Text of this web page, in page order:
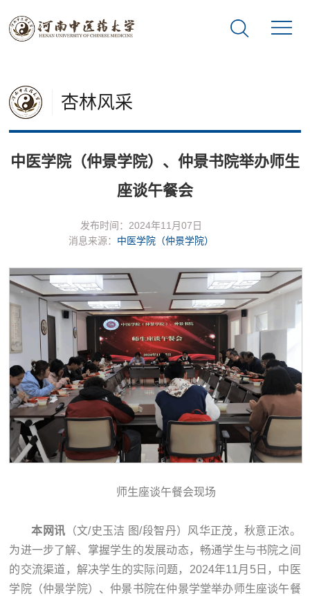
杏林风采
中医学院（仲景学院）、仲景书院举办师生
座谈午餐会
发布时间：2024年11月07日
消息来源： 中医学院（仲景学院）
师生座谈午餐会现场
本网讯 （文/史玉洁 图/段智丹）风华正茂，秋意正浓。
为进一步了解、掌握学生的发展动态，畅通学生与书院之间
的交流渠道，解决学生的实际问题，2024年11月5日，中医
学院（仲景学院）、仲景书院在仲景学堂举办师生座谈午餐